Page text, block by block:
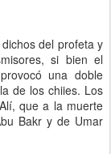
del profeta y
si bien el
una doble
de los chiies. Los
que a la muerte
Bakr y de Umar